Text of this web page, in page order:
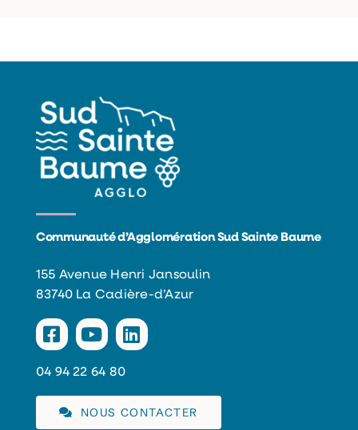
Communauté d’Agglomération Sud Sainte Baume
155 Avenue Henri Jansoulin
83740 La Cadière-d’Azur
04 94 22 64 80
NOUS CONTACTER